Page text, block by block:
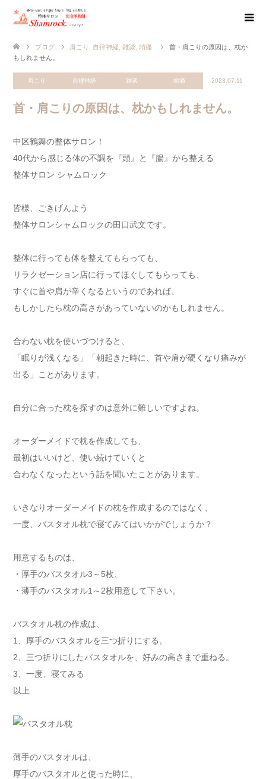
ブログ 肩こり 自律神経 雑談 頭痛
首・肩こりの原因は、枕か
もしれません。
肩こり 自律神経 雑談 頭痛 2023.07.11
首・肩こりの原因は、枕かもしれません。
中区鶴舞の整体サロン！
40代から感じる体の不調を『頭』と『腸』から整える
整体サロン シャムロック
皆様、ごきげんよう
整体サロンシャムロックの田口武文です。
整体に行っても体を整えてもらっても、
リラクゼーション店に行ってほぐしてもらっても、
すぐに首や肩が辛くなるというのであれば、
もしかしたら枕の高さがあっていないのかもしれません。
合わない枕を使いづつけると、
「眠りが浅くなる」「朝起きた時に、首や肩が硬くなり痛みが
出る」ことがあります。
自分に合った枕を探すのは意外に難しいですよね。
オーダーメイドで枕を作成しても、
最初はいいけど、使い続けていくと
合わなくなったという話を聞いたことがあります。
いきなりオーダーメイドの枕を作成するのではなく、
一度、バスタオル枕で寝てみてはいかがでしょうか？
用意するものは、
・厚手のバスタオル3～5枚、
・薄手のバスタオル1～2枚用意して下さい。
バスタオル枕の作成は、
1、厚手のバスタオルを三つ折りにする。
2、三つ折りにしたバスタオルを、好みの高さまで重ねる。
3、一度、寝てみる
以上
薄手のバスタオルは、
厚手のバスタオルと使った時に、